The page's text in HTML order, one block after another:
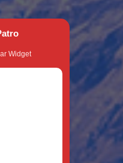
Widget